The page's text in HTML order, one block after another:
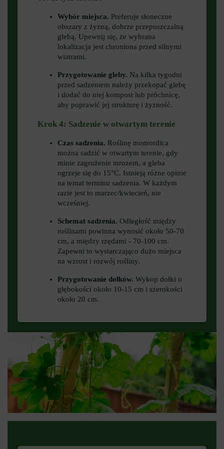
Wybór miejsca. Preferuje słoneczne
obszary z żyzną, dobrze przepuszczalną
glebą. Upewnij się, że wybrana
lokalizacja jest chroniona przed silnymi
wiatrami.
Przygotowanie gleby. Na kilka tygodni
przed sadzeniem należy przekopać glebę
i dodać do niej kompost lub próchnicę,
aby poprawić jej strukturę i żyzność.
Krok 4: Sadzenie w otwartym terenie
Czas sadzenia. Roślinę momordica
można sadzić w otwartym terenie, gdy
minie zagrożenie mrozem, a gleba
ogrzeje się do 15°C. Istnieją różne opinie
na temat terminu sadzenia. W każdym
razie jest to marzec/kwiecień, nie
wcześniej.
Schemat sadzenia. Odległość między
roślinami powinna wynosić około 50-70
cm, a między rzędami - 70-100 cm.
Zapewni to wystarczająco dużo miejsca
na wzrost i rozwój rośliny.
Przygotowanie dołków. Wykop dołki o
głębokości około 10-15 cm i szerokości
około 20 cm.